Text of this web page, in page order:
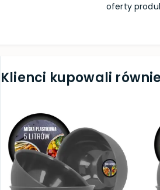
oferty
Klienci kupowali